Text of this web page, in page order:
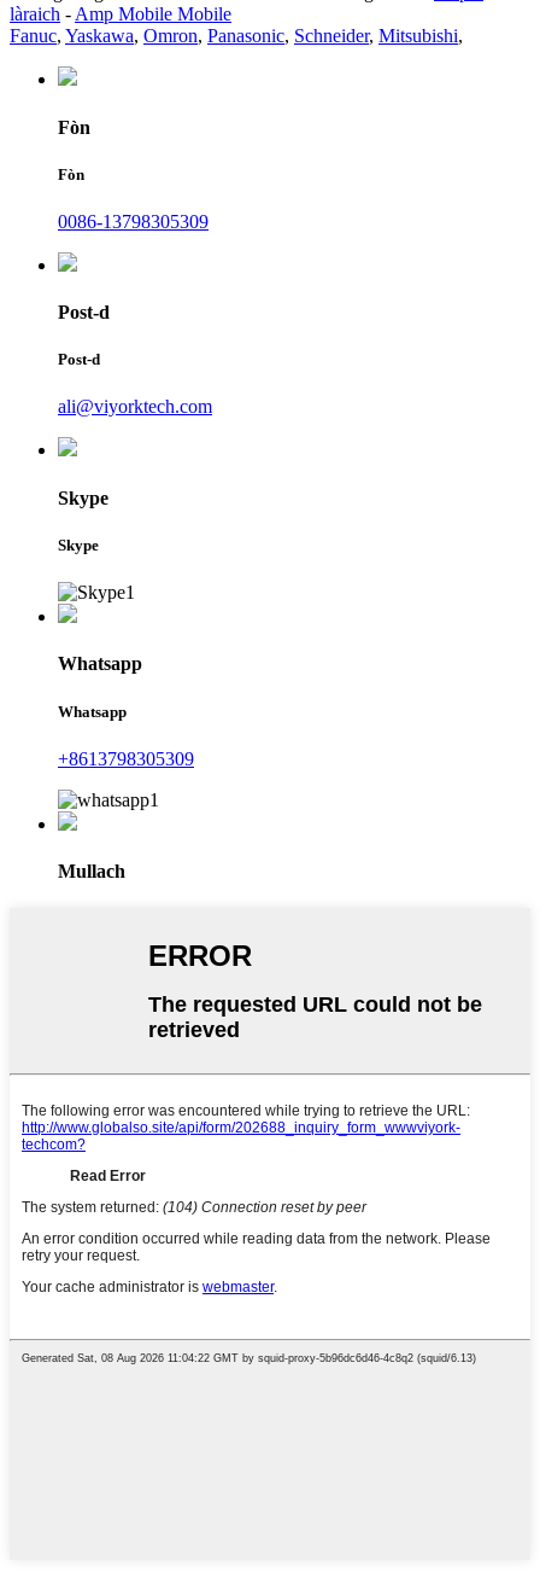
làraich - Amp Mobile Mobile
Fanuc, Yaskawa, Omron, Panasonic, Schneider, Mitsubishi,
Fòn
Fòn
0086-13798305309
Post-d
Post-d
ali@viyorktech.com
Skype
Skype
Whatsapp
Whatsapp
+8613798305309
Mullach